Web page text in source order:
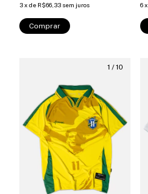
3x de R$66,33 sem juros
Comprar
6x
1 / 10